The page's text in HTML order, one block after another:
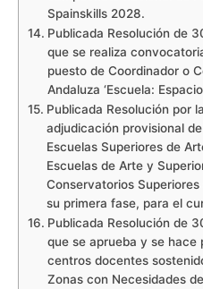
Spainskills 2028.
Publicada Resolución de
que se realiza
puesto de Coordinador o
Andaluza ‘Escuela: Espacio
Publicada Resolución por
adjudicación provisional
Escuelas Superiores de
Escuelas de Arte y
Conservatorios
su primera fase, para el
Publicada Resolución de
que se aprueba y se hace
centros docentes
Zonas con Necesidades